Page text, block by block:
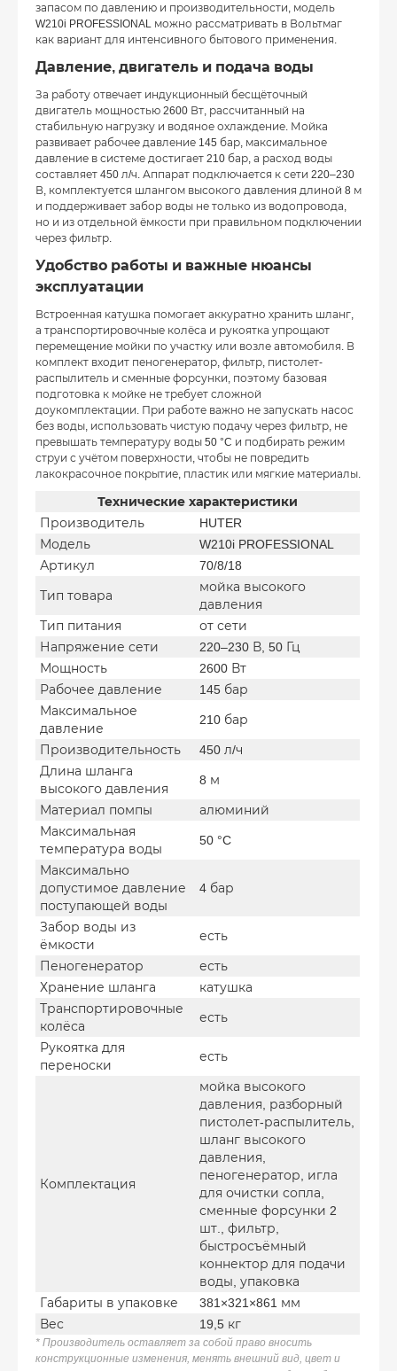
запасом по давлению и производительности, модель
W210i PROFESSIONAL можно рассматривать в Вольтмаг
как вариант для интенсивного бытового применения.
Давление, двигатель и подача воды
За работу отвечает индукционный бесщёточный
двигатель мощностью 2600 Вт, рассчитанный на
стабильную нагрузку и водяное охлаждение. Мойка
развивает рабочее давление 145 бар, максимальное
давление в системе достигает 210 бар, а расход воды
составляет 450 л/ч. Аппарат подключается к сети 220–230
В, комплектуется шлангом высокого давления длиной 8 м
и поддерживает забор воды не только из водопровода,
но и из отдельной ёмкости при правильном подключении
через фильтр.
Удобство работы и важные нюансы
эксплуатации
Встроенная катушка помогает аккуратно хранить шланг,
а транспортировочные колёса и рукоятка упрощают
перемещение мойки по участку или возле автомобиля. В
комплект входит пеногенератор, фильтр, пистолет-
распылитель и сменные форсунки, поэтому базовая
подготовка к мойке не требует сложной
доукомплектации. При работе важно не запускать насос
без воды, использовать чистую подачу через фильтр, не
превышать температуру воды 50 °C и подбирать режим
струи с учётом поверхности, чтобы не повредить
лакокрасочное покрытие, пластик или мягкие материалы.
Технические характеристики
Производитель
HUTER
Модель
W210i PROFESSIONAL
Артикул
70/8/18
Тип товара
мойка высокого
давления
Тип питания
от сети
Напряжение сети
220–230 В, 50 Гц
Мощность
2600 Вт
Рабочее давление
145 бар
Максимальное
давление
210 бар
Производительность
450 л/ч
Длина шланга
высокого давления
8 м
Материал помпы
алюминий
Максимальная
температура воды
50 °C
Максимально
допустимое давление
поступающей воды
4 бар
Забор воды из
ёмкости
есть
Пеногенератор
есть
Хранение шланга
катушка
Транспортировочные
колёса
есть
Рукоятка для
переноски
есть
Комплектация
мойка высокого
давления, разборный
пистолет-распылитель,
шланг высокого
давления,
пеногенератор, игла
для очистки сопла,
сменные форсунки 2
шт., фильтр,
быстросъёмный
коннектор для подачи
воды, упаковка
Габариты в упаковке
381×321×861 мм
Вес
19,5 кг
* Производитель оставляет за собой право вносить
конструкционные изменения, менять внешний вид, цвет и